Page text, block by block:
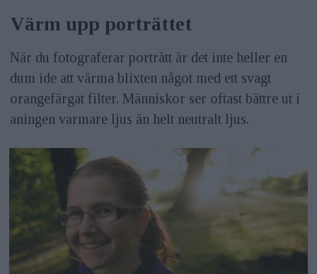
Värm upp porträttet
När du fotograferar porträtt är det inte heller en
dum ide att värma blixten något med ett svagt
orangefärgat filter. Människor ser oftast bättre ut i
aningen varmare ljus än helt neutralt ljus.